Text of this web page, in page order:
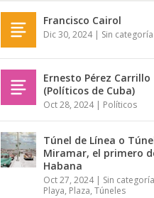
Francisco Cairol
Dic 30, 2024| Sin categoría
Ernesto Pérez Carrillo
(Políticos de Cuba)
Oct 28, 2024| Políticos
Túnel de Línea o
Miramar, el primero
Habana
Oct 27, 2024| Sin categoría
Playa, Plaza,Túneles